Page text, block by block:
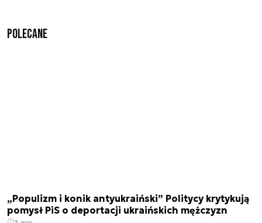
Polecane
„Populizm i konik antyukraiński” Politycy krytykują
pomysł PiS o deportacji ukraińskich mężczyzn